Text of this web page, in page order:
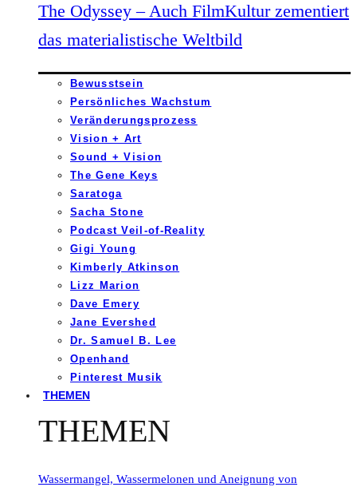
The Odyssey – Auch FilmKultur zementiert
das materialistische Weltbild
Bewusstsein
Persönliches Wachstum
Veränderungsprozess
Vision + Art
Sound + Vision
The Gene Keys
Saratoga
Sacha Stone
Podcast Veil-of-Reality
Gigi Young
Kimberly Atkinson
Lizz Marion
Dave Emery
Jane Evershed
Dr. Samuel B. Lee
Openhand
Pinterest Musik
THEMEN
THEMEN
Wassermangel, Wassermelonen und Aneignung von